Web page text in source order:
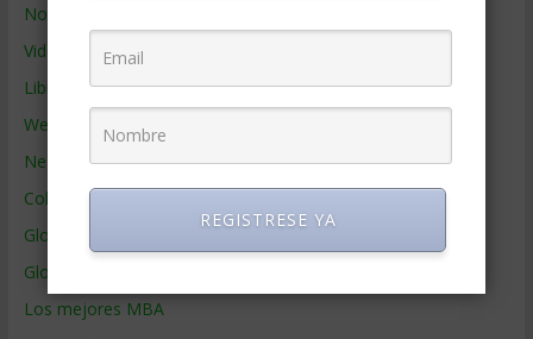
Noticias de Gerencia
Videos de Gerencia
Libros de Gerencia
Webs de Gerencia
Negocios por País
Colaboradores de Gerencia
Glosario
Glosario Inglés – Español
Los mejores MBA
REGISTRESE YA